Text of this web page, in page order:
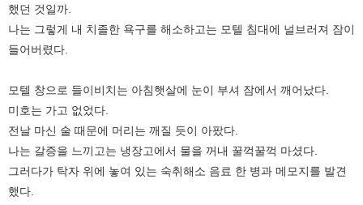
했던 것일까.
나는 그렇게 내 치졸한 욕구를 해소하고는 모텔 침대에 널브러져 잠이
들어버렸다.
모텔 창으로 들이비치는 아침햇살에 눈이 부셔 잠에서 깨어났다.
미호는 가고 없었다.
전날 마신 술 때문에 머리는 깨질 듯이 아팠다.
나는 갈증을 느끼고는 냉장고에서 물을 꺼내 꿀꺽꿀꺽 마셨다.
그러다가 탁자 위에 놓여 있는 숙취해소 음료 한 병과 메모지를 발견
했다.